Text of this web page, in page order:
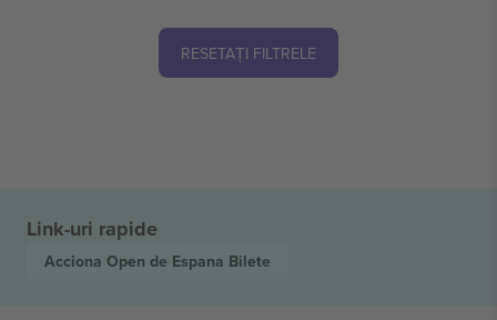
RESETAȚI FILTRELE
Link-uri rapide
Acciona Open de Espana Bilete